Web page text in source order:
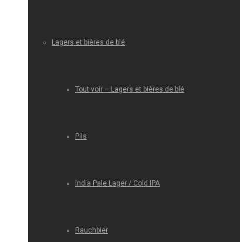
Lagers et bières de blé
Tout voir – Lagers et bières de blé
Pils
India Pale Lager / Cold IPA
Rauchbier